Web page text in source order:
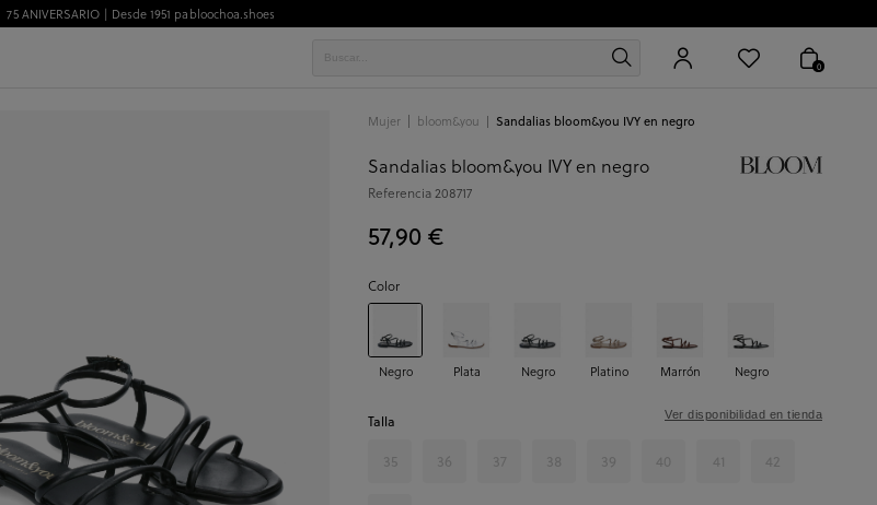
75 ANIVERSARIO | Desde 1951 pabloochoa.shoes
0
Mujer bloom&you Sandalias bloom&you IVY en negro
Sandalias bloom&you IVY en negro
Referencia208717
57,90 €
Color
Negro Plata Negro Platino Marrón Negro
Talla
35 36 37 38 39 40 41 42
Ver disponibilidad en tienda